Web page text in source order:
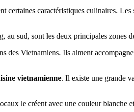
certaines caractéristiques culinaires.
sud, sont les deux principales zones
des Vietnamiens. Ils aiment
vietnamienne. Il existe une grande
le créent avec une couleur blanche